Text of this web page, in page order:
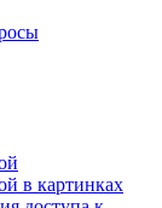
в картинках